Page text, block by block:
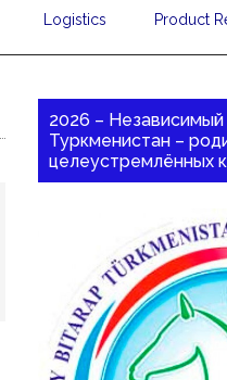
Logistics Product
2026 –
Туркменистан –
целеустремлённых